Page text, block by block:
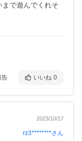
で遊んでくれそ
告 いいね 0
2023/10/17
rz3********さん